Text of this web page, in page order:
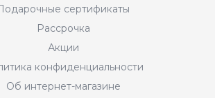
сертификаты
Рассрочка
Акции
конфиденциальности
Об интернет-магазине